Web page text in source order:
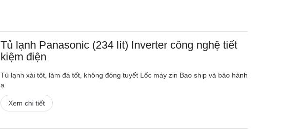
Tủ lạnh Panasonic (234 lít) Inverter công nghệ tiết
kiệm điện
Tủ lạnh xài tôt, làm đá tốt, không đóng tuyết Lốc máy zin Bao ship và bảo hành
ạ
Xem chi tiết